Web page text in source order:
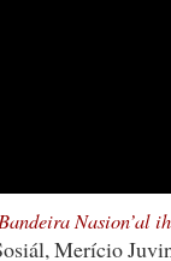
Nasion’al
Merício